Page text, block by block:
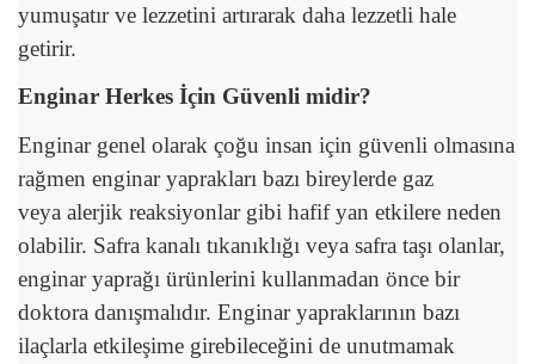
yumuşatır ve lezzetini artırarak daha lezzetli hale
getirir.
Enginar Herkes İçin Güvenli midir?
Enginar genel olarak çoğu insan için güvenli olmasına
rağmen enginar yaprakları bazı bireylerde gaz
veya alerjik reaksiyonlar gibi hafif yan etkilere neden
olabilir. Safra kanalı tıkanıklığı veya safra taşı olanlar,
enginar yaprağı ürünlerini kullanmadan önce bir
doktora danışmalıdır. Enginar yapraklarının bazı
ilaçlarla etkileşime girebileceğini de unutmamak